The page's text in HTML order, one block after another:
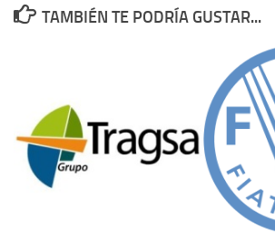
TAMBIÉN TE PODRÍA GUSTAR...